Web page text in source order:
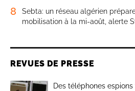
8
Sebta: un réseau algérien
mobilisation à la mi-août, alerte
REVUES DE PRESSE
Des téléphones espions